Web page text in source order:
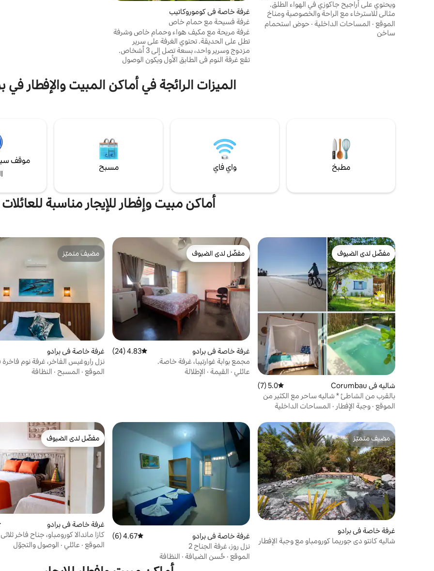
ويحتوي على أراجيح جاكوزي في الهواء الطلق.
مثالي للاسترخاء مع الراحة والخصوصية ومناخ
باهيان. يقع في حي هادئ، بالقرب من البحر، على
الموقع · المساحات الداخلية · حوض استحمام
ساخن
غرفة خاصة في كوموروكاتيب
غرفة فسيحة مع حمام خاص
غرفة مريحة مع مكيف هواء وحمام خاص وشرفة
تطل على الحديقة. تحتوي الغرفة على سرير
مزدوج وسرير واحد، بسعة تصل إلى 3 أشخاص.
تقع غرفة النوم في الطابق الأول ويكون الوصول
يوم، متضمنة في السعر. بقينا في حي كانتا غالو
ونحن على بعد 10 دقائق سيرًا على الأقدام من
الميزات الرائجة في أماكن المبيت والإفطار في
مطبخ واي فاي مسبح
موقف
أماكن مبيت وإفطار للإيجار مناسبة للعائلات
مفضّل لدى الضيوف
مفضّل لدى الضيوف
شاليه في Corumbau متوسط التقييم 5.0 من 5، 7 مراجعات
5.0 (7)
بالقرب من الشاطئ * شاليه ساحر مع الكثير من
المساحات الخضراء 2
الموقع · وجبة الإفطار · المساحات الداخلية
مفضّل لدى الضيوف
مفضّل لدى الضيوف
غرفة خاصة في برادو متوسط التقييم 4.83 من 5، 24 مراجعات
4.83 (24)
مجمع بوابة غوارتيبا، غرفة خاصة.
عائلي · القيمة · الإطلالة
مضيف متميّز
مضيف متميّز
غرفة خاصة في برادو
نزل راروغيس الفاخر، غرفة نوم فاخرة
الموقع · المسبح · النظافة
مضيف متميّز
مضيف متميّز
غرفة خاصة في برادو
شاليه كانتو دي جوريما كورومباو مع وجبة الإفطار
غرفة خاصة في برادو متوسط التقييم 4.67 من 5، 6 مراجعات
4.67 (6)
نزل روز، غرفة الجناح 2
الموقع · حُسن الضيافة · النظافة
مفضّل لدى الضيوف
مفضّل لدى الضيوف
غرفة خاصة في برادو
كازا ماندالا كورومباو، جناح فاخر ثلاثي
الموقع · عائلي · الوصول والتجوّل